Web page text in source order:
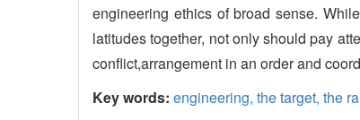
engineering ethics of broad sense.
latitudes together, not only should pay
conflict,arrangement in an order and
Key words: engineering, the target, the